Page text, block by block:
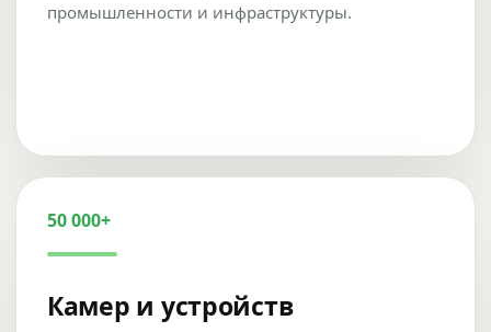
промышленности и инфраструктуры.
50 000+
Камер и устройств